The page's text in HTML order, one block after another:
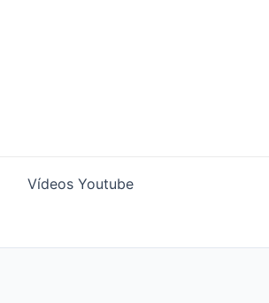
Vídeos Youtube